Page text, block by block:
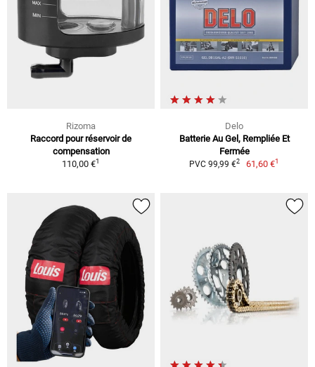
Rizoma
Raccord pour réservoir de
compensation
110,00 €1
Delo
Batterie Au Gel, Rempliée Et
Fermée
PVC 99,99 €2 61,60 €1